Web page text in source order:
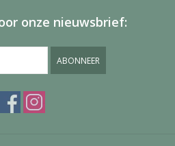
onze nieuwsbrief:
ABONNEER